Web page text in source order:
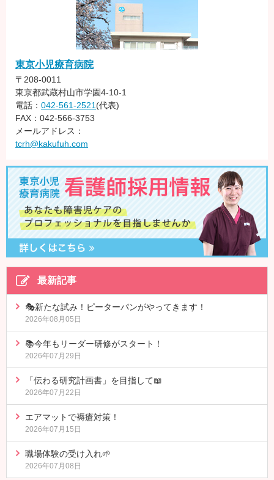
東京小児療育病院
〒208-0011
東京都武蔵村山市学園4-10-1
電話： 042-561-2521 (代表)
FAX：042-566-3753
メールアドレス：
tcrh@kakufuh.com
最新記事
🎭新たな試み！ピーターパンがやってきます！
2026年08月05日
📚今年もリーダー研修がスタート！
2026年07月29日
「伝わる研究計画書」を目指して📖
2026年07月22日
エアマットで褥瘡対策！
2026年07月15日
職場体験の受け入れ🌱
2026年07月08日